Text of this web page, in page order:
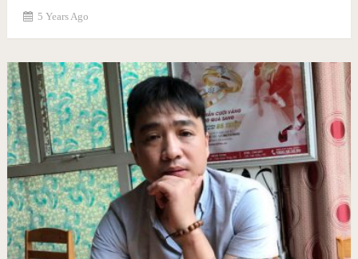
5 Years Ago